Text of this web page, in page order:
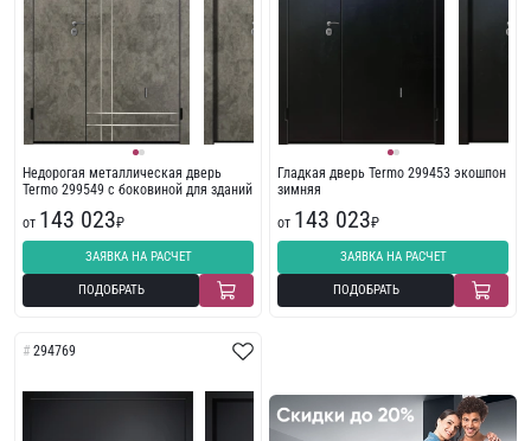
Недорогая металлическая дверь
Termo 299549 с боковиной для зданий
от 143 023₽
ЗАЯВКА НА РАСЧЕТ
ПОДОБРАТЬ
Гладкая дверь Termo 299453 экошпон
зимняя
от 143 023₽
ЗАЯВКА НА РАСЧЕТ
ПОДОБРАТЬ
294769